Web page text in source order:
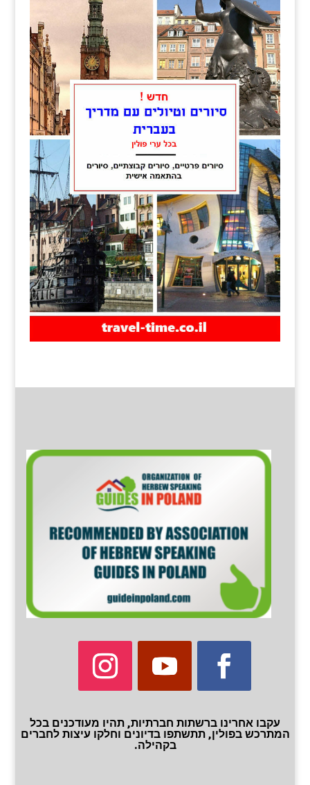
עקבו אחרינו ברשתות חברתיות, תהיו מעודכנים בכל
המתרכש בפולין, תתשתפו בדיונים וחלקו עיצות לחברים
בקהילה.